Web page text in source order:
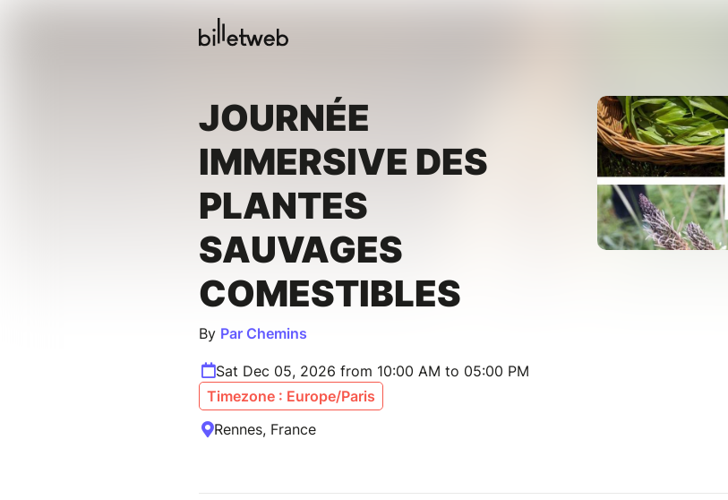
JOURNÉE
IMMERSIVE DES
PLANTES
SAUVAGES
COMESTIBLES
By Par Chemins
Sat Dec 05, 2026 from 10:00 AM to 05:00 PM
Timezone : Europe/Paris
Rennes, France